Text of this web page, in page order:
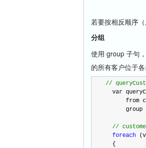
若要按相反顺序
分组
使用 group 子句
的所有客户位于
//
var
//
foreach
  {